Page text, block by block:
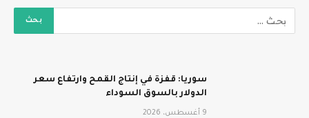
سوريا: قفزة في إنتاج القمح وارتفاع سعر
الدولار بالسوق السوداء
9 أغسطس، 2026